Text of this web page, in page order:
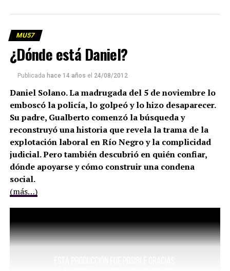
MU57
¿Dónde está Daniel?
Publicada hace 14 años el 24/08/2012
Daniel Solano. La madrugada del 5 de noviembre lo
emboscó la policía, lo golpeó y lo hizo desaparecer.
Su padre, Gualberto comenzó la búsqueda y
reconstruyó una historia que revela la trama de la
explotación laboral en Río Negro y la complicidad
judicial. Pero también descubrió en quién confiar,
dónde apoyarse y cómo construir una condena
social.
(más…)